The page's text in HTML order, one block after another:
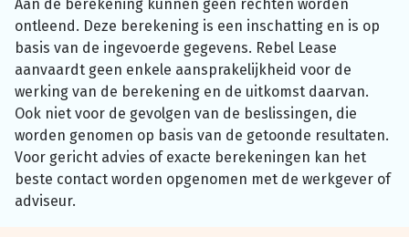
Aan de berekening kunnen geen rechten worden
ontleend. Deze berekening is een inschatting en is op
basis van de ingevoerde gegevens. Rebel Lease
aanvaardt geen enkele aansprakelijkheid voor de
werking van de berekening en de uitkomst daarvan.
Ook niet voor de gevolgen van de beslissingen, die
worden genomen op basis van de getoonde resultaten.
Voor gericht advies of exacte berekeningen kan het
beste contact worden opgenomen met de werkgever of
adviseur.